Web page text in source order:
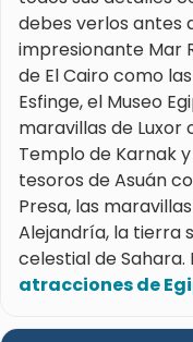
debes verlos antes
impresionante Mar
de El Cairo como
Esfinge, el Museo
maravillas de Luxor
Templo de Karnak
tesoros de Asuán
Presa, las
Alejandría, la tierra
celestial de Sahara.
atracciones de